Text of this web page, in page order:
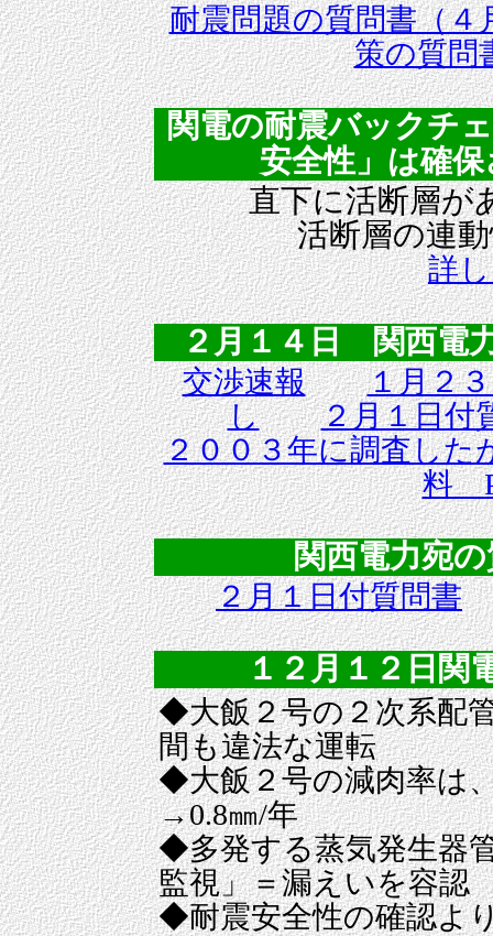
耐震問題の質問書（４
策の質問
関電の耐震バックチ
安全性」は確
直下に活断層が
活断層の連
詳
２月１４日 関西電
交渉速報
１月２
し
２月１日付
２００３年に調査した
料
関西電力宛
２月１日付質問書
１２月１２日関
◆大飯２号の２次系配
間も違法な運転
◆大飯２号の減肉率は
→0.8㎜/年
◆多発する蒸気発生器
監視」＝漏えいを容認
◆耐震安全性の確認よ